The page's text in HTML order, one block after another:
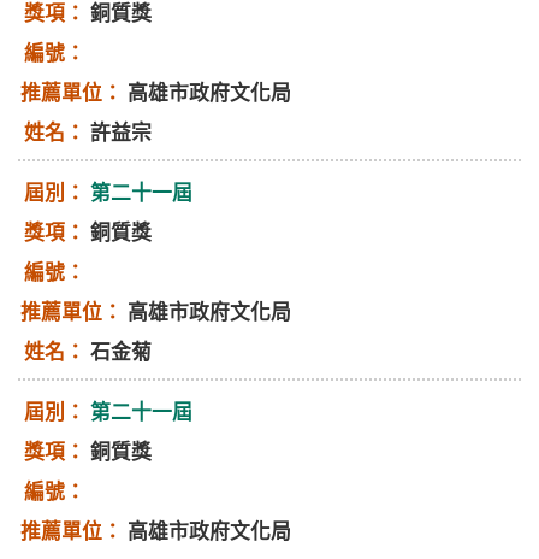
銅質獎
高雄市政府文化局
許益宗
第二十一屆
銅質獎
高雄市政府文化局
石金菊
第二十一屆
銅質獎
高雄市政府文化局